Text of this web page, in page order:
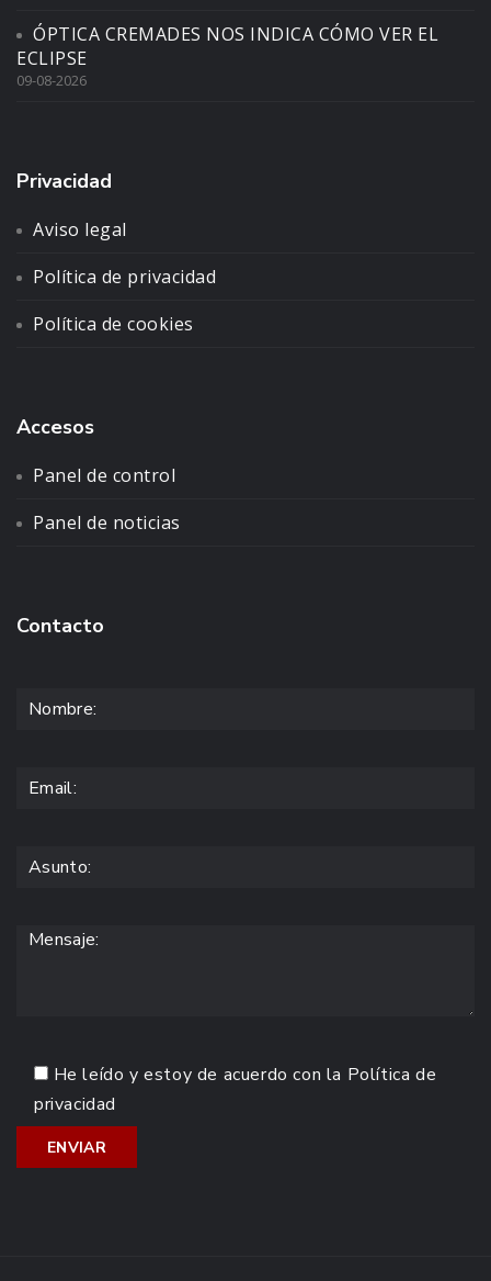
ÓPTICA CREMADES NOS INDICA CÓMO VER EL
ECLIPSE
09-08-2026
Privacidad
Aviso legal
Política de privacidad
Política de cookies
Accesos
Panel de control
Panel de noticias
Contacto
He leído y estoy de acuerdo con la Política de
privacidad